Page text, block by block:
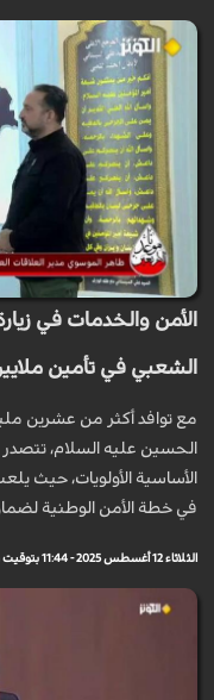
الأمن والخدمات في
الشعبي في تأمين
مع توافد أكثر من عشرين مليون
الحسين عليه السلام، تتصدر
الأساسية الأولويات، حيث
في خطة الأمن الوطنية
الثلاثاء 12 أغسطس 2025 - 11:44 بتوقيت مكة